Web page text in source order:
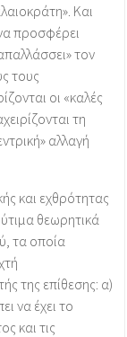
Και
προσφέρει
τον
τους
οι «καλές
τη
αλλαγή
και εχθρότητας
θεωρητικά
τα οποία
της επίθεσης: α)
να έχει το
και τις